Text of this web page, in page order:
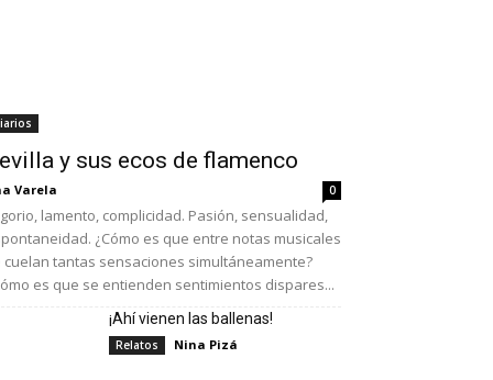
y sus ecos de flamenco
Varela 0
lamento, complicidad. Pasión, sensualidad,
¿Cómo es que entre notas musicales
cuelan tantas sensaciones simultáneamente?
es que se entienden sentimientos dispares...
¡Ahí vienen las ballenas!
Relatos Nina Pizá